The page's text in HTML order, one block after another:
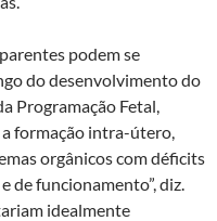
podem se
do desenvolvimento do
Programação Fetal,
a formação intra-útero,
orgânicos com déficits
de funcionamento”, diz.
idealmente